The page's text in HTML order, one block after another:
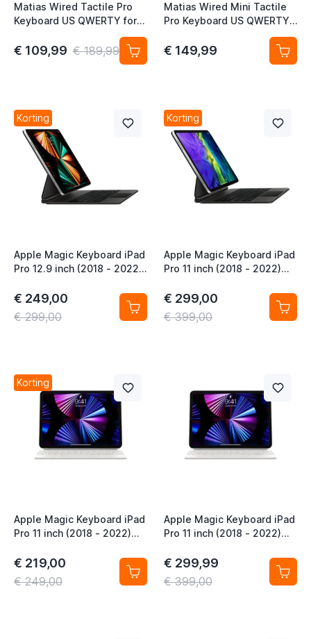
Matias Wired Tactile Pro
Keyboard US QWERTY for
€ 109,99 € 189,99
Matias Wired Mini Tactile
Pro Keyboard US QWERTY
€ 149,99
Korting
Apple Magic Keyboard iPad
Pro 12.9 inch (2018 - 2022)
2026) QWERTY Zwart
€ 249,00
€ 299,00
Korting
Apple Magic Keyboard iPad
Pro 11 inch (2018 - 2022)
2026) QWERTY Zwart
€ 299,00
€ 399,00
Korting
Apple Magic Keyboard iPad
Pro 11 inch (2018 - 2022)
2026) QWERTY Wit
€ 219,00
€ 249,00
Apple Magic Keyboard iPad
Pro 11 inch (2018 - 2022)
2026) QWERTY IT White
€ 299,99
€ 399,00